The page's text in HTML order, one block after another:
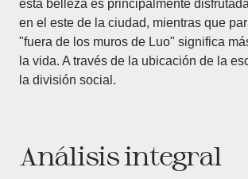
esta belleza es principalmente
en el este de la ciudad, mientras que
"fuera de los muros de Luo" significa
la vida. A través de la ubicación de la
la división social.
Análisis integral